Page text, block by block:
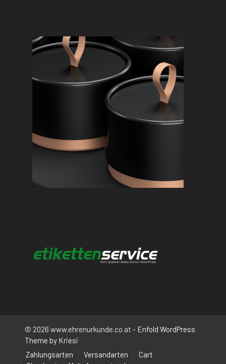
© 2026 www.ehrenurkunde.co.at - Enfold WordPress
Theme by Kriesi
Zahlungsarten
Versandarten
Cart